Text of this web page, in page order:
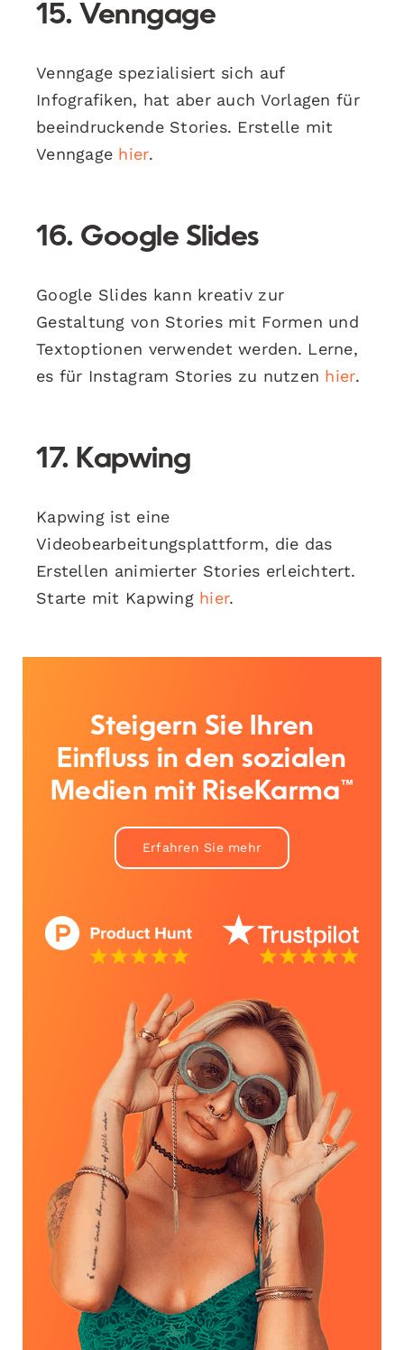
15. Venngage
Venngage spezialisiert sich auf
Infografiken, hat aber auch Vorlagen für
beeindruckende Stories. Erstelle mit
Venngage hier.
16. Google Slides
Google Slides kann kreativ zur
Gestaltung von Stories mit Formen und
Textoptionen verwendet werden. Lerne,
es für Instagram Stories zu nutzen hier.
17. Kapwing
Kapwing ist eine
Videobearbeitungsplattform, die das
Erstellen animierter Stories erleichtert.
Starte mit Kapwing hier.
Steigern Sie Ihren
Einfluss in den sozialen
Medien mit RiseKarma™
Erfahren Sie mehr